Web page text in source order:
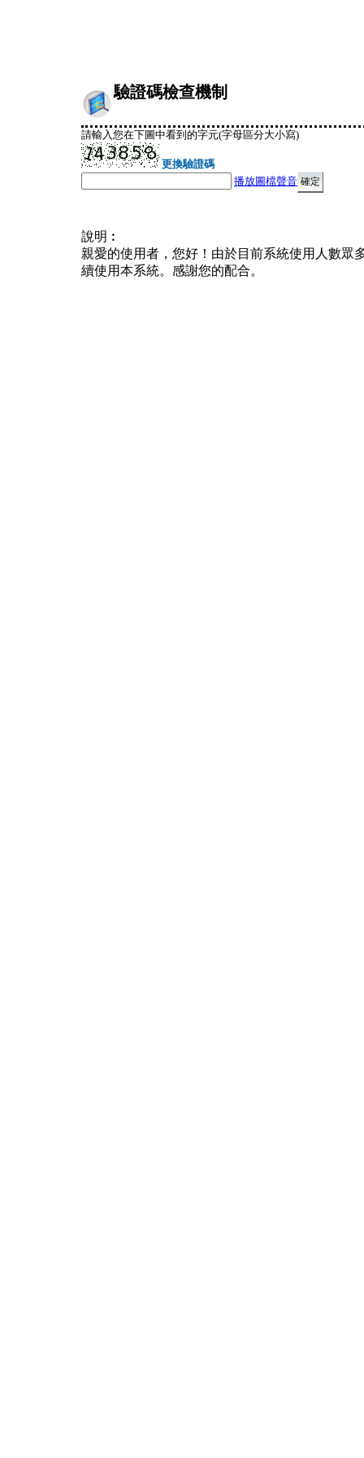
驗證碼檢查機制
請輸入您在下圖中看到的字元(字母區分大小寫)
更換驗證碼
播放圖檔聲音
說明︰
親愛的使用者，您好！由於目前系統使用人數眾
續使用本系統。感謝您的配合。